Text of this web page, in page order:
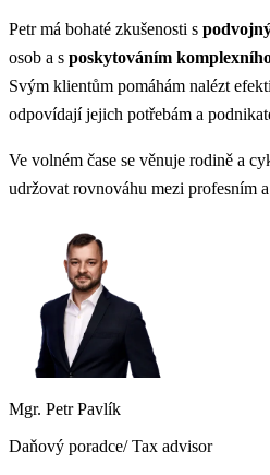
Petr má bohaté zkušenosti s
osob a s poskytováním
Svým klientům pomáhám nalézt
odpovídají jejich potřebám a
Ve volném čase se věnuje rodině a
udržovat rovnováhu mezi profesním
Mgr. Petr Pavlík
Daňový poradce/ Tax advisor